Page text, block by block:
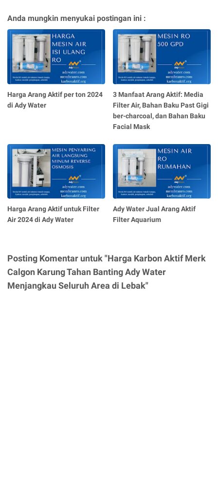
Anda mungkin menyukai postingan ini :
Harga Arang Aktif per ton 2024
di Ady Water
3 Manfaat Arang Aktif: Media
Filter Air, Bahan Baku Past Gigi
ber-charcoal, dan Bahan Baku
Facial Mask
Harga Arang Aktif untuk Filter
Air 2024 di Ady Water
Ady Water Jual Arang Aktif
Filter Aquarium
Posting Komentar untuk "Harga Karbon Aktif Merk
Calgon Karung Tahan Banting Ady Water
Menjangkau Seluruh Area di Lebak"